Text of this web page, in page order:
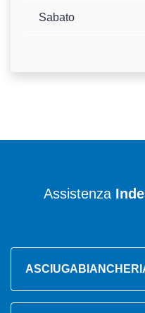
Sabato
Assistenza